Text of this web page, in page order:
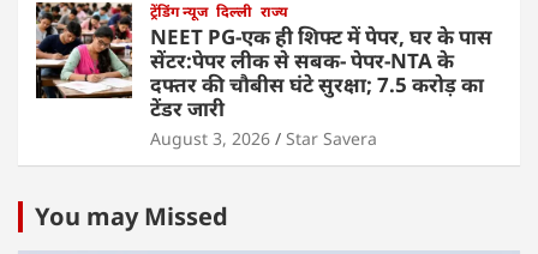
ट्रेंडिंग न्यूज दिल्ली राज्य
NEET PG-एक ही शिफ्ट में पेपर, घर के पास
सेंटर:पेपर लीक से सबक- पेपर-NTA के
दफ्तर की चौबीस घंटे सुरक्षा; 7.5 करोड़ का
टेंडर जारी
August 3, 2026 Star Savera
You may Missed